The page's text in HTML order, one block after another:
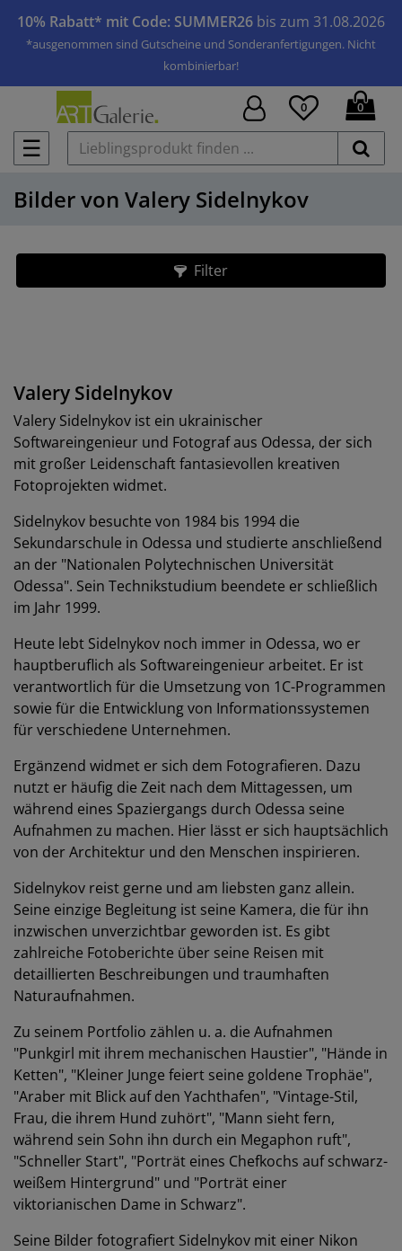
10% Rabatt* mit Code: SUMMER26 bis zum 31.08.2026
*ausgenommen sind Gutscheine und Sonderanfertigungen. Nicht
kombinierbar!
☰
0 0
Bilder von Valery Sidelnykov
Filter
Valery Sidelnykov
Valery Sidelnykov ist ein ukrainischer
Softwareingenieur und Fotograf aus Odessa, der sich
mit großer Leidenschaft fantasievollen kreativen
Fotoprojekten widmet.
Sidelnykov besuchte von 1984 bis 1994 die
Sekundarschule in Odessa und studierte anschließend
an der "Nationalen Polytechnischen Universität
Odessa". Sein Technikstudium beendete er schließlich
im Jahr 1999.
Heute lebt Sidelnykov noch immer in Odessa, wo er
hauptberuflich als Softwareingenieur arbeitet. Er ist
verantwortlich für die Umsetzung von 1C-Programmen
sowie für die Entwicklung von Informationssystemen
für verschiedene Unternehmen.
Ergänzend widmet er sich dem Fotografieren. Dazu
nutzt er häufig die Zeit nach dem Mittagessen, um
während eines Spaziergangs durch Odessa seine
Aufnahmen zu machen. Hier lässt er sich hauptsächlich
von der Architektur und den Menschen inspirieren.
Sidelnykov reist gerne und am liebsten ganz allein.
Seine einzige Begleitung ist seine Kamera, die für ihn
inzwischen unverzichtbar geworden ist. Es gibt
zahlreiche Fotoberichte über seine Reisen mit
detaillierten Beschreibungen und traumhaften
Naturaufnahmen.
Zu seinem Portfolio zählen u. a. die Aufnahmen
"Punkgirl mit ihrem mechanischen Haustier", "Hände in
Ketten", "Kleiner Junge feiert seine goldene Trophäe",
"Araber mit Blick auf den Yachthafen", "Vintage-Stil,
Frau, die ihrem Hund zuhört", "Mann sieht fern,
während sein Sohn ihn durch ein Megaphon ruft",
"Schneller Start", "Porträt eines Chefkochs auf schwarz-
weißem Hintergrund" und "Porträt einer
viktorianischen Dame in Schwarz".
Seine Bilder fotografiert Sidelnykov mit einer Nikon